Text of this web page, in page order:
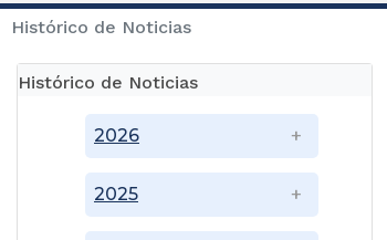
Histórico de Noticias
Histórico de Noticias
2025
2026